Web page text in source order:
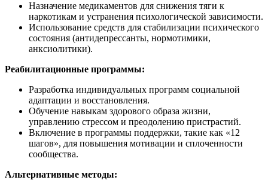
Назначение медикаментов для снижения тяги к
наркотикам и устранения психологической зависимости.
Использование средств для стабилизации психического
состояния (антидепрессанты, нормотимики,
анксиолитики).
Реабилитационные программы:
Разработка индивидуальных программ социальной
адаптации и восстановления.
Обучение навыкам здорового образа жизни,
управлению стрессом и преодолению пристрастий.
Включение в программы поддержки, такие как «12
шагов», для повышения мотивации и сплоченности
сообщества.
Альтернативные методы: